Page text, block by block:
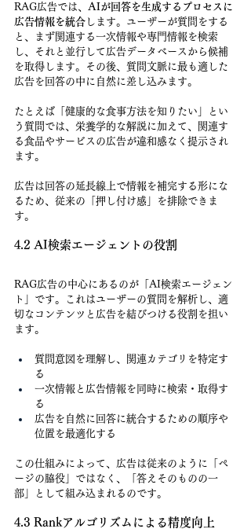
RAG広告では、 AIが回答を生成するプロセスに
広告情報を統合 します。ユーザーが質問をする
と、まず関連する一次情報や専門情報を検索
し、それと並行して広告データベースから候補
を取得します。その後、質問文脈に最も適した
広告を回答の中に自然に差し込みます。
たとえば「健康的な食事方法を知りたい」とい
う質問では、栄養学的な解説に加えて、関連す
る食品やサービスの広告が違和感なく提示され
ます。
広告は回答の延長線上で情報を補完する形にな
るため、従来の「押し付け感」を排除できま
す。
4.2 AI検索エージェントの役割
RAG広告の中心にあるのが「AI検索エージェン
ト」です。これはユーザーの質問を解析し、適
切なコンテンツと広告を結びつける役割を担い
ます。
質問意図を理解し、関連カテゴリを特定す
る
一次情報と広告情報を同時に検索・取得す
る
広告を自然に回答に統合するための順序や
位置を最適化する
この仕組みによって、広告は従来のように「ペ
ージの脇役」ではなく、「答えそのものの一
部」として組み込まれるのです。
4.3 Rankアルゴリズムによる精度向上